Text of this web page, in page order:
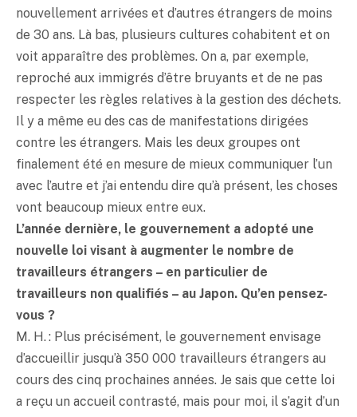
nouvellement arrivées et d’autres étrangers de moins
de 30 ans. Là bas, plusieurs cultures cohabitent et on
voit apparaître des problèmes. On a, par exemple,
reproché aux immigrés d’être bruyants et de ne pas
respecter les règles relatives à la gestion des déchets.
Il y a même eu des cas de manifestations dirigées
contre les étrangers. Mais les deux groupes ont
finalement été en mesure de mieux communiquer l’un
avec l’autre et j’ai entendu dire qu’à présent, les choses
vont beaucoup mieux entre eux.
L’année dernière, le gouvernement a adopté une
nouvelle loi visant à augmenter le nombre de
travailleurs étrangers – en particulier de
travailleurs non qualifiés – au Japon. Qu’en pensez-
vous ?
M. H. : Plus précisément, le gouvernement envisage
d’accueillir jusqu’à 350 000 travailleurs étrangers au
cours des cinq prochaines années. Je sais que cette loi
a reçu un accueil contrasté, mais pour moi, il s’agit d’un